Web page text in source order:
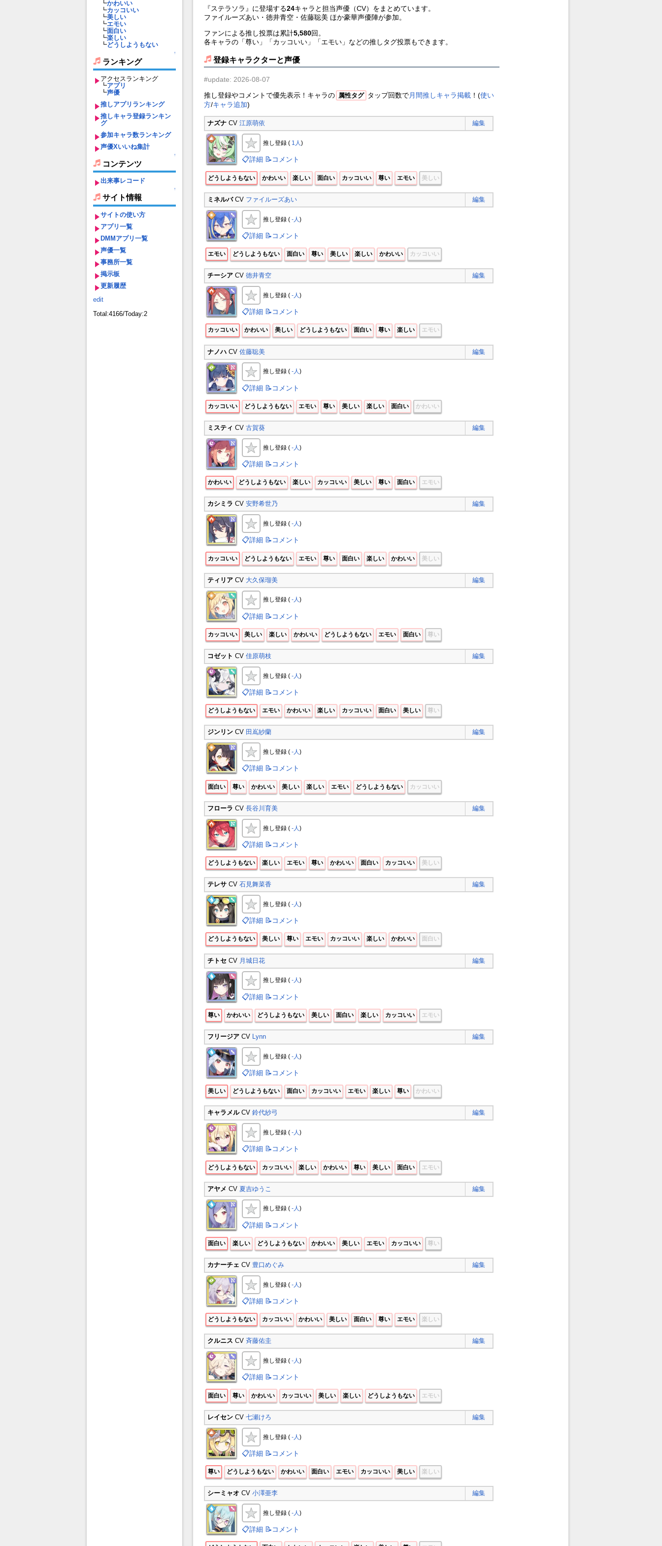
┗かわいい
┗カッコいい
┗美しい
┗エモい
┗面白い
┗楽しい
┗どうしようもない
↑
ランキング
アクセスランキング
┗アプリ
┗声優
推しアプリランキング
推しキャラ登録ランキン
グ
参加キャラ数ランキング
声優Xいいね集計
↑
コンテンツ
出来事レコード
↑
サイト情報
サイトの使い方
アプリ一覧
DMMアプリ一覧
声優一覧
事務所一覧
掲示板
更新履歴
edit
Total:4166/Today:2
『ステラソラ』に登場する24キャラと担当声優（CV）をまとめています。
ファイルーズあい・徳井青空・佐藤聡美 ほか豪華声優陣が参加。
ファンによる推し投票は累計5,580回。
各キャラの「尊い」「カッコいい」「エモい」などの推しタグ投票もできます。
登録キャラクターと声優
#update: 2026-08-07
推し登録やコメントで優先表示！キャラの 属性タグ タップ回数で月間推しキャラ掲載 ！(使い
方/キャラ追加)
ナズナCV 江原萌依 編集
推し登録 ( 1人)
📋詳細 📝コメント
どうしようもない かわいい 楽しい 面白い カッコいい 尊い エモい 美しい
ミネルバCV ファイルーズあい 編集
推し登録 ( -人 )
📋詳細 📝コメント
エモい どうしようもない 面白い 尊い 美しい 楽しい かわいい カッコいい
チーシアCV 徳井青空 編集
推し登録 ( -人)
📋詳細 📝コメント
カッコいい かわいい 美しい どうしようもない 面白い 尊い 楽しい エモい
ナノハCV 佐藤聡美 編集
推し登録 ( -人)
📋詳細 📝コメント
カッコいい どうしようもない エモい 尊い 美しい 楽しい 面白い かわいい
ミスティ CV 古賀葵 編集
推し登録 ( -人 )
📋詳細 📝コメント
かわいい どうしようもない 楽しい カッコいい 美しい 尊い 面白い エモい
カシミラ CV 安野希世乃 編集
推し登録 ( -人)
📋詳細 📝コメント
カッコいい どうしようもない エモい 尊い 面白い 楽しい かわいい 美しい
ティリアCV 大久保瑠美 編集
推し登録 ( -人)
📋詳細 📝コメント
カッコいい 美しい 楽しい かわいい どうしようもない エモい 面白い 尊い
コゼット CV 佳原萌枝 編集
推し登録 ( -人)
📋詳細 📝コメント
どうしようもない エモい かわいい 楽しい カッコいい 面白い 美しい 尊い
ジンリンCV 田嶌紗蘭 編集
推し登録 ( -人)
📋詳細 📝コメント
面白い 尊い かわいい 美しい 楽しい エモい どうしようもない カッコいい
フローラ CV 長谷川育美 編集
推し登録 ( -人 )
📋詳細 📝コメント
どうしようもない 楽しい エモい 尊い かわいい 面白い カッコいい 美しい
テレサCV 石見舞菜香 編集
推し登録 ( -人)
📋詳細 📝コメント
どうしようもない 美しい 尊い エモい カッコいい 楽しい かわいい 面白い
チトセCV 月城日花 編集
推し登録 ( -人)
📋詳細 📝コメント
尊い かわいい どうしようもない 美しい 面白い 楽しい カッコいい エモい
フリージアCV Lynn 編集
推し登録 ( -人 )
📋詳細 📝コメント
美しい どうしようもない 面白い カッコいい エモい 楽しい 尊い かわいい
キャラメルCV 鈴代紗弓 編集
推し登録 ( -人)
📋詳細 📝コメント
どうしようもない カッコいい 楽しい かわいい 尊い 美しい 面白い エモい
アヤメ CV 夏吉ゆうこ 編集
推し登録 ( -人)
📋詳細 📝コメント
面白い 楽しい どうしようもない かわいい 美しい エモい カッコいい 尊い
カナーチェ CV 豊口めぐみ 編集
推し登録 ( -人)
📋詳細 📝コメント
どうしようもない カッコいい かわいい 美しい 面白い 尊い エモい 楽しい
クルニス CV 斉藤佑圭 編集
推し登録 ( -人)
📋詳細 📝コメント
面白い 尊い かわいい カッコいい 美しい 楽しい どうしようもない エモい
レイセンCV 七瀬けろ 編集
推し登録 ( -人 )
📋詳細 📝コメント
尊い どうしようもない かわいい 面白い エモい カッコいい 美しい 楽しい
シーミャオ CV 小澤亜李 編集
推し登録 ( -人)
📋詳細 📝コメント